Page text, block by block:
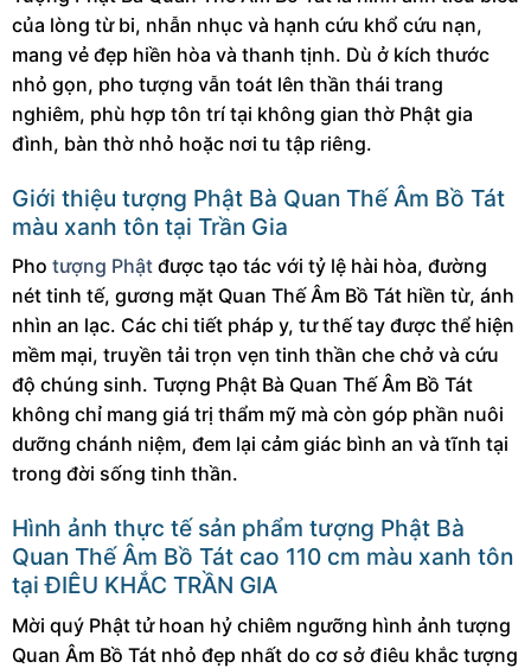
của lòng từ bi, nhẫn nhục và hạnh cứu khổ cứu nạn,
mang vẻ đẹp hiền hòa và thanh tịnh. Dù ở kích thước
nhỏ gọn, pho tượng vẫn toát lên thần thái trang
nghiêm, phù hợp tôn trí tại không gian thờ Phật gia
đình, bàn thờ nhỏ hoặc nơi tu tập riêng.
Giới thiệu tượng Phật Bà Quan Thế Âm Bồ Tát
màu xanh tôn tại Trần Gia
Pho tượng Phậtđược tạo tác với tỷ lệ hài hòa, đường
nét tinh tế, gương mặt Quan Thế Âm Bồ Tát hiền từ, ánh
nhìn an lạc. Các chi tiết pháp y, tư thế tay được thể hiện
mềm mại, truyền tải trọn vẹn tinh thần che chở và cứu
độ chúng sinh. Tượng Phật Bà Quan Thế Âm Bồ Tát
không chỉ mang giá trị thẩm mỹ mà còn góp phần nuôi
dưỡng chánh niệm, đem lại cảm giác bình an và tĩnh tại
trong đời sống tinh thần.
Hình ảnh thực tế sản phẩm tượng Phật Bà
Quan Thế Âm Bồ Tát cao 110 cm màu xanh tôn
tại ĐIÊU KHẮC TRẦN GIA
Mời quý Phật tử hoan hỷ chiêm ngưỡng hình ảnh tượng
Quan Âm Bồ Tát nhỏ đẹp nhất do cơ sở điêu khắc tượng